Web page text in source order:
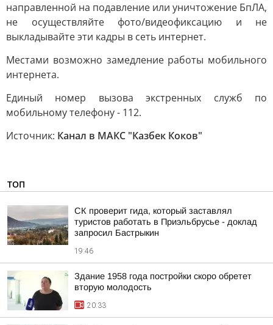
направленной на подавление или уничтожение БпЛА,
не осуществляйте фото/видеофиксацию и не
выкладывайте эти кадры в сеть интернет.
Местами возможно замедление работы мобильного
интернета.
Единый номер вызова экстренных служб по
мобильному телефону - 112.
Источник: Канал в МАКС "Казбек Коков"
ТОП
СК проверит гида, который заставлял
туристов работать в Приэльбрусье - доклад
запросил Бастрыкин
19:46
Здание 1958 года постройки скоро обретет
вторую молодость
20:33